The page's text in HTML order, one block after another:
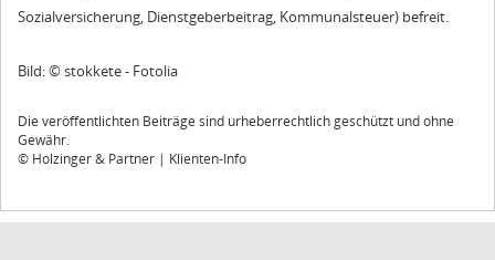
Sozialversicherung, Dienstgeberbeitrag, Kommunalsteuer) befreit.
Bild: © stokkete - Fotolia
Die veröffentlichten Beiträge sind urheberrechtlich geschützt und ohne
Gewähr.
© Holzinger & Partner | Klienten-Info